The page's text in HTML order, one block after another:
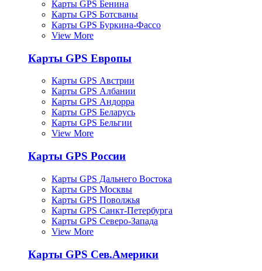
Карты GPS Бенина
Карты GPS Ботсваны
Карты GPS Буркина-Фассо
View More
Карты GPS Европы
Карты GPS Австрии
Карты GPS Албании
Карты GPS Андорра
Карты GPS Беларусь
Карты GPS Бельгии
View More
Карты GPS России
Карты GPS Дальнего Востока
Карты GPS Москвы
Карты GPS Поволжья
Карты GPS Санкт-Петербурга
Карты GPS Северо-Запада
View More
Карты GPS Сев.Америки